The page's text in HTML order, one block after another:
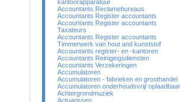
kantoorapparatuur
Accountants Reclamebureaus
Accountants Register accountants
Accountants Register accountants
Taxateurs
Accountants Register accountants
Timmerwerk van hout and kunststof
Accountants register- en -kantoren
Accountants Reinigingsdiensten
Accountants Verzekeringen
Accumulatoren
Accumulatoren - fabrieken en groothandel
Accumulatoren onderhoudsvrij/ oplaadbaar
Achtergrondmuziek
Actuarissen